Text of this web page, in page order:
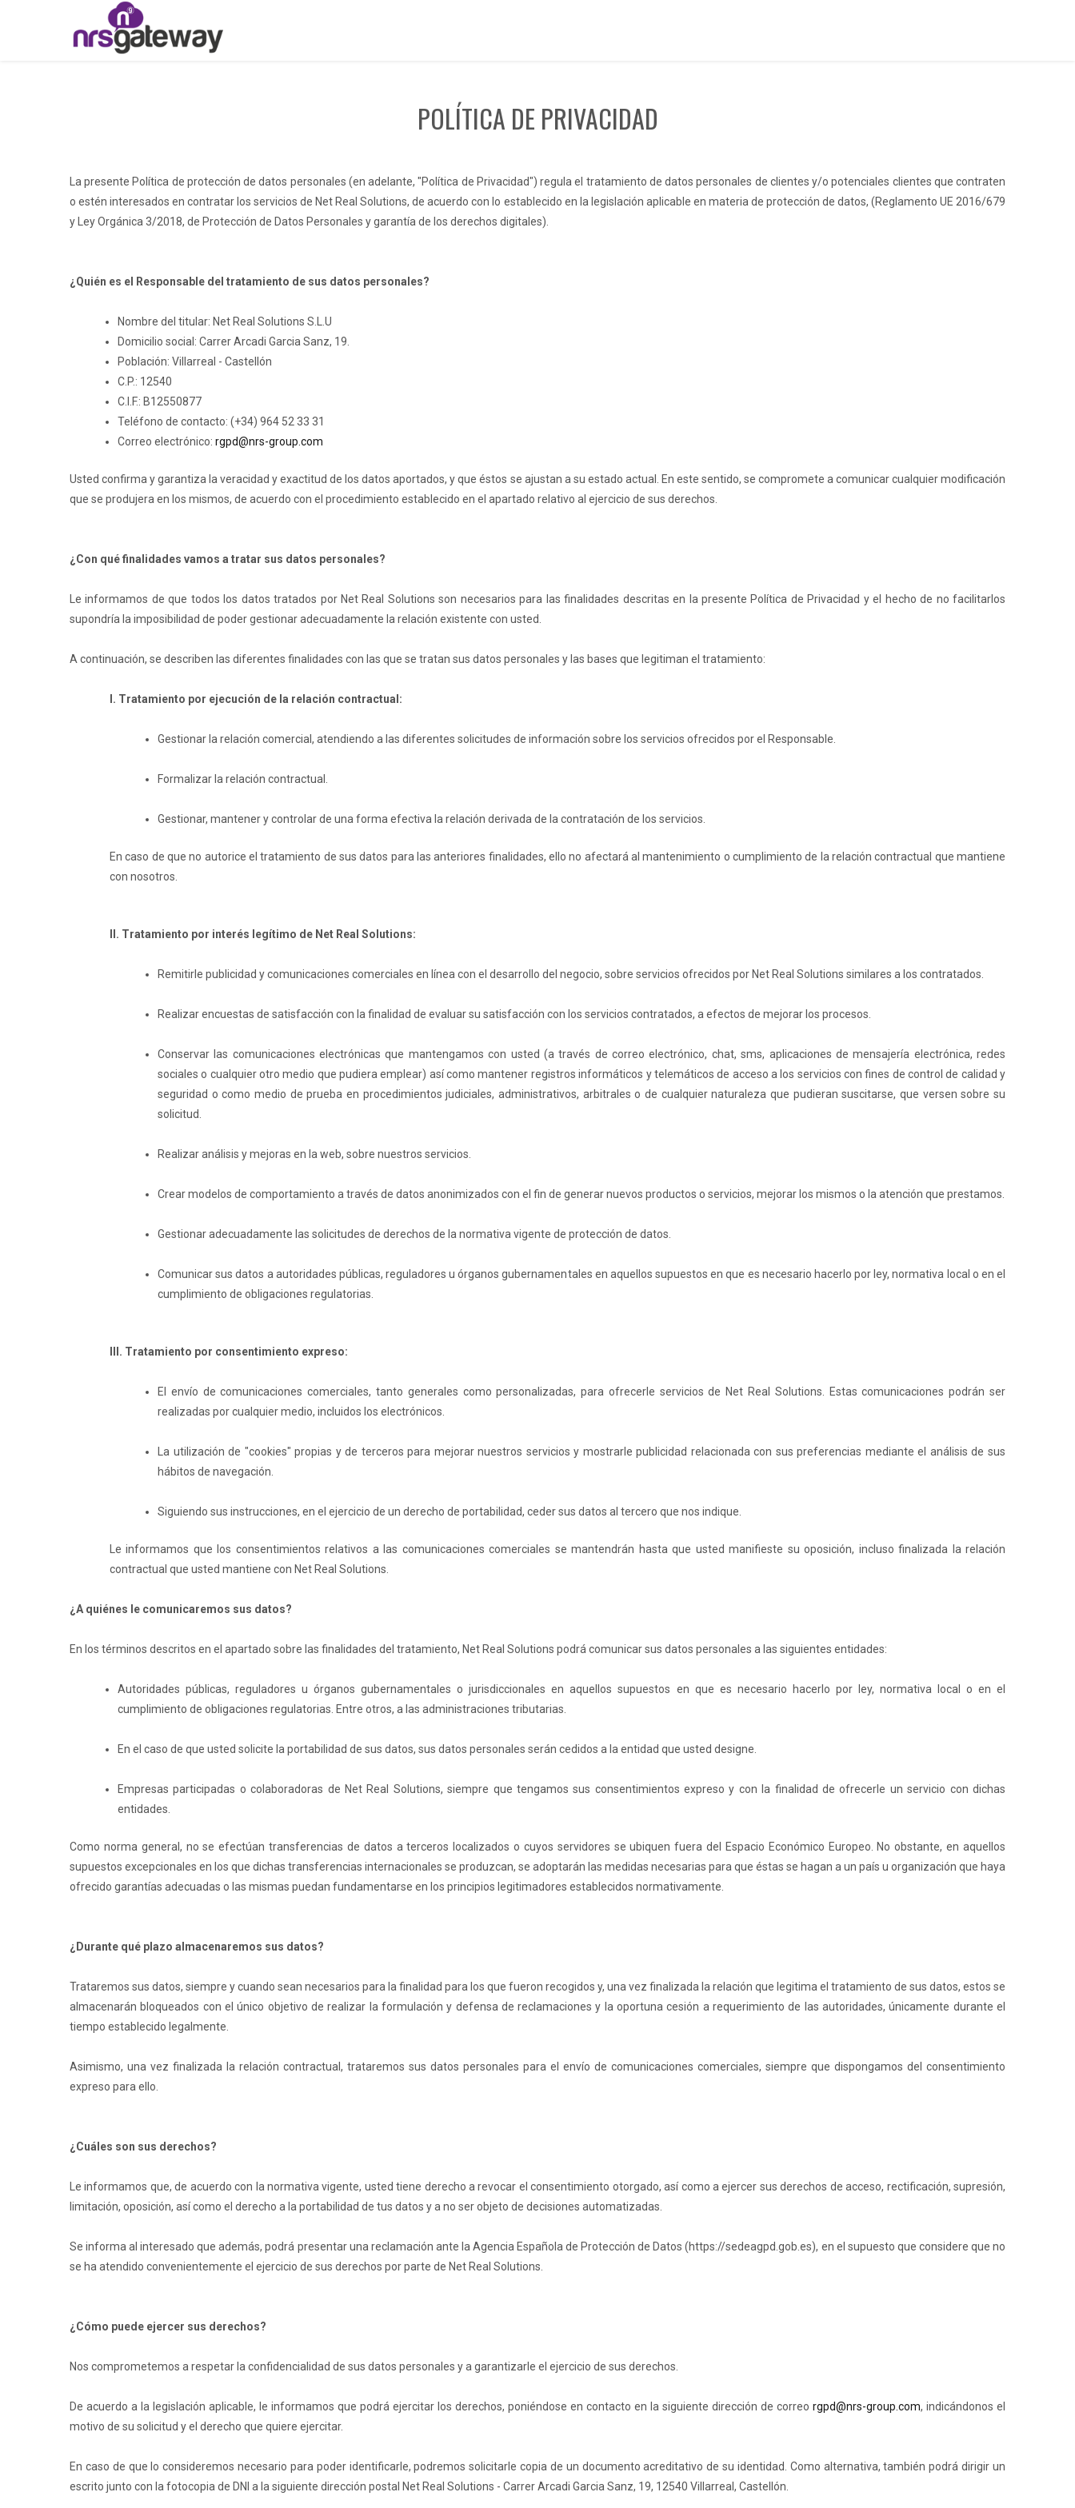
POLÍTICA DE PRIVACIDAD
La presente Política de protección de datos personales (en adelante, "Política de Privacidad") regula el tratamiento de datos personales de clientes y/o potenciales clientes que contraten
o estén interesados en contratar los servicios de Net Real Solutions, de acuerdo con lo establecido en la legislación aplicable en materia de protección de datos, (Reglamento UE 2016/679
y Ley Orgánica 3/2018, de Protección de Datos Personales y garantía de los derechos digitales).
¿Quién es el Responsable del tratamiento de sus datos personales?
Nombre del titular: Net Real Solutions S.L.U
Domicilio social: Carrer Arcadi Garcia Sanz, 19.
Población: Villarreal - Castellón
C.P.: 12540
C.I.F.: B12550877
Teléfono de contacto: (+34) 964 52 33 31
Correo electrónico: rgpd@nrs-group.com
Usted confirma y garantiza la veracidad y exactitud de los datos aportados, y que éstos se ajustan a su estado actual. En este sentido, se compromete a comunicar cualquier modificación
que se produjera en los mismos, de acuerdo con el procedimiento establecido en el apartado relativo al ejercicio de sus derechos.
¿Con qué finalidades vamos a tratar sus datos personales?
Le informamos de que todos los datos tratados por Net Real Solutions son necesarios para las finalidades descritas en la presente Política de Privacidad y el hecho de no facilitarlos
supondría la imposibilidad de poder gestionar adecuadamente la relación existente con usted.
A continuación, se describen las diferentes finalidades con las que se tratan sus datos personales y las bases que legitiman el tratamiento:
I. Tratamiento por ejecución de la relación contractual:
Gestionar la relación comercial, atendiendo a las diferentes solicitudes de información sobre los servicios ofrecidos por el Responsable.
Formalizar la relación contractual.
Gestionar, mantener y controlar de una forma efectiva la relación derivada de la contratación de los servicios.
En caso de que no autorice el tratamiento de sus datos para las anteriores finalidades, ello no afectará al mantenimiento o cumplimiento de la relación contractual que mantiene
con nosotros.
II. Tratamiento por interés legítimo de Net Real Solutions:
Remitirle publicidad y comunicaciones comerciales en línea con el desarrollo del negocio, sobre servicios ofrecidos por Net Real Solutions similares a los contratados.
Realizar encuestas de satisfacción con la finalidad de evaluar su satisfacción con los servicios contratados, a efectos de mejorar los procesos.
Conservar las comunicaciones electrónicas que mantengamos con usted (a través de correo electrónico, chat, sms, aplicaciones de mensajería electrónica, redes
sociales o cualquier otro medio que pudiera emplear) así como mantener registros informáticos y telemáticos de acceso a los servicios con fines de control de calidad y
seguridad o como medio de prueba en procedimientos judiciales, administrativos, arbitrales o de cualquier naturaleza que pudieran suscitarse, que versen sobre su
solicitud.
Realizar análisis y mejoras en la web, sobre nuestros servicios.
Crear modelos de comportamiento a través de datos anonimizados con el fin de generar nuevos productos o servicios, mejorar los mismos o la atención que prestamos.
Gestionar adecuadamente las solicitudes de derechos de la normativa vigente de protección de datos.
Comunicar sus datos a autoridades públicas, reguladores u órganos gubernamentales en aquellos supuestos en que es necesario hacerlo por ley, normativa local o en el
cumplimiento de obligaciones regulatorias.
III. Tratamiento por consentimiento expreso:
El envío de comunicaciones comerciales, tanto generales como personalizadas, para ofrecerle servicios de Net Real Solutions. Estas comunicaciones podrán ser
realizadas por cualquier medio, incluidos los electrónicos.
La utilización de "cookies" propias y de terceros para mejorar nuestros servicios y mostrarle publicidad relacionada con sus preferencias mediante el análisis de sus
hábitos de navegación.
Siguiendo sus instrucciones, en el ejercicio de un derecho de portabilidad, ceder sus datos al tercero que nos indique.
Le informamos que los consentimientos relativos a las comunicaciones comerciales se mantendrán hasta que usted manifieste su oposición, incluso finalizada la relación
contractual que usted mantiene con Net Real Solutions.
¿A quiénes le comunicaremos sus datos?
En los términos descritos en el apartado sobre las finalidades del tratamiento, Net Real Solutions podrá comunicar sus datos personales a las siguientes entidades:
Autoridades públicas, reguladores u órganos gubernamentales o jurisdiccionales en aquellos supuestos en que es necesario hacerlo por ley, normativa local o en el
cumplimiento de obligaciones regulatorias. Entre otros, a las administraciones tributarias.
En el caso de que usted solicite la portabilidad de sus datos, sus datos personales serán cedidos a la entidad que usted designe.
Empresas participadas o colaboradoras de Net Real Solutions, siempre que tengamos sus consentimientos expreso y con la finalidad de ofrecerle un servicio con dichas
entidades.
Como norma general, no se efectúan transferencias de datos a terceros localizados o cuyos servidores se ubiquen fuera del Espacio Económico Europeo. No obstante, en aquellos
supuestos excepcionales en los que dichas transferencias internacionales se produzcan, se adoptarán las medidas necesarias para que éstas se hagan a un país u organización que haya
ofrecido garantías adecuadas o las mismas puedan fundamentarse en los principios legitimadores establecidos normativamente.
¿Durante qué plazo almacenaremos sus datos?
Trataremos sus datos, siempre y cuando sean necesarios para la finalidad para los que fueron recogidos y, una vez finalizada la relación que legitima el tratamiento de sus datos, estos se
almacenarán bloqueados con el único objetivo de realizar la formulación y defensa de reclamaciones y la oportuna cesión a requerimiento de las autoridades, únicamente durante el
tiempo establecido legalmente.
Asimismo, una vez finalizada la relación contractual, trataremos sus datos personales para el envío de comunicaciones comerciales, siempre que dispongamos del consentimiento
expreso para ello.
¿Cuáles son sus derechos?
Le informamos que, de acuerdo con la normativa vigente, usted tiene derecho a revocar el consentimiento otorgado, así como a ejercer sus derechos de acceso, rectificación, supresión,
limitación, oposición, así como el derecho a la portabilidad de tus datos y a no ser objeto de decisiones automatizadas.
Se informa al interesado que además, podrá presentar una reclamación ante la Agencia Española de Protección de Datos (https://sedeagpd.gob.es), en el supuesto que considere que no
se ha atendido convenientemente el ejercicio de sus derechos por parte de Net Real Solutions.
¿Cómo puede ejercer sus derechos?
Nos comprometemos a respetar la confidencialidad de sus datos personales y a garantizarle el ejercicio de sus derechos.
De acuerdo a la legislación aplicable, le informamos que podrá ejercitar los derechos, poniéndose en contacto en la siguiente dirección de correo rgpd@nrs-group.com, indicándonos el
motivo de su solicitud y el derecho que quiere ejercitar.
En caso de que lo consideremos necesario para poder identificarle, podremos solicitarle copia de un documento acreditativo de su identidad. Como alternativa, también podrá dirigir un
escrito junto con la fotocopia de DNI a la siguiente dirección postal Net Real Solutions - Carrer Arcadi Garcia Sanz, 19, 12540 Villarreal, Castellón.